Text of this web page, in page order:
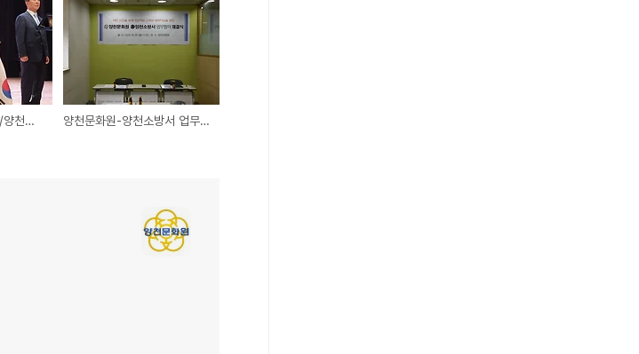
제26회 양천구민의날/양천구민상 표창 수여식 양천문화원-양천소방서 업무협약 체결